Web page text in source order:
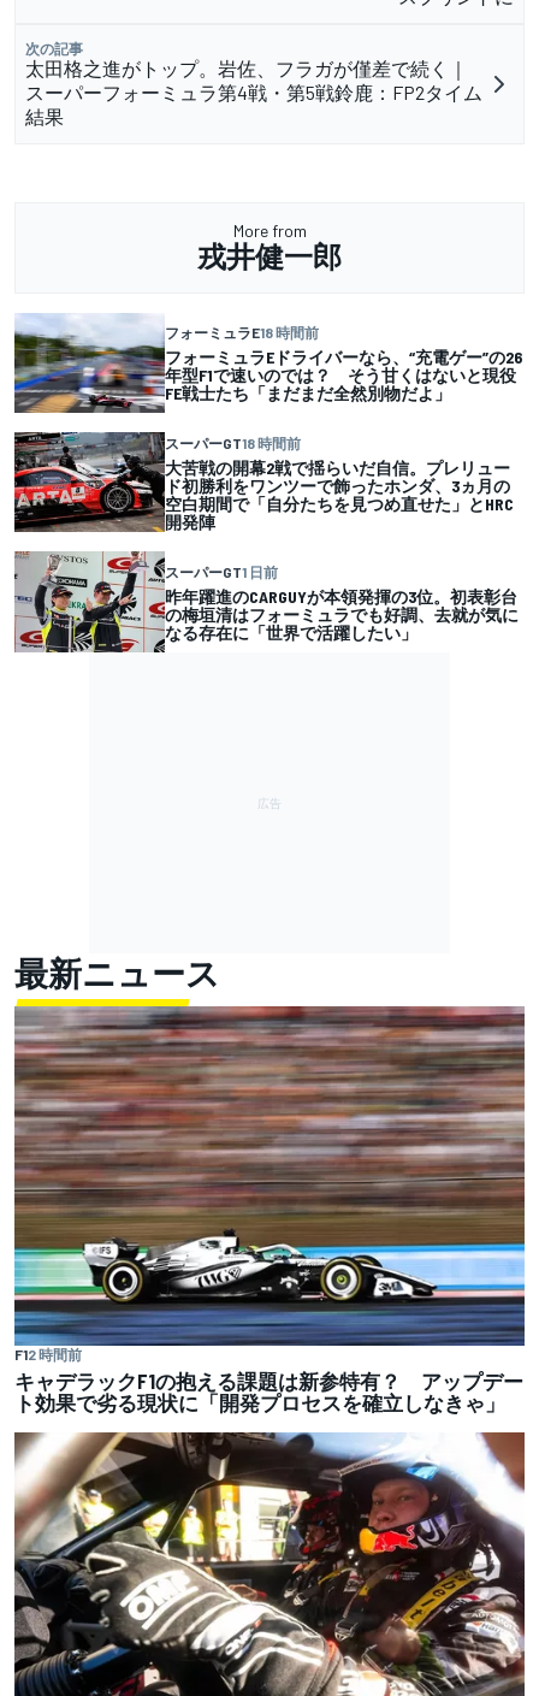
次の記事
太田格之進がトップ。岩佐、フラガが僅差で続く｜
スーパーフォーミュラ第4戦・第5戦鈴鹿：FP2タイム
結果
More from
戎井健一郎
フォーミュラE18 時間前
フォーミュラEドライバーなら、“充電ゲー”の26
年型F1で速いのでは？ そう甘くはないと現役
FE戦士たち「まだまだ全然別物だよ」
スーパーGT18 時間前
大苦戦の開幕2戦で揺らいだ自信。プレリュー
ド初勝利をワンツーで飾ったホンダ、3ヵ月の
空白期間で「自分たちを見つめ直せた」とHRC
開発陣
スーパーGT1 日前
昨年躍進のCARGUYが本領発揮の3位。初表彰台
の梅垣清はフォーミュラでも好調、去就が気に
なる存在に「世界で活躍したい」
最新ニュース
F12 時間前
キャデラックF1の抱える課題は新参特有？ アップデー
ト効果で劣る現状に「開発プロセスを確立しなきゃ」